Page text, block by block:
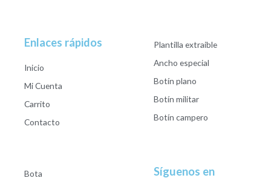
Enlaces rápidos
Inicio
Mi Cuenta
Carrito
Contacto
Plantilla extraible
Ancho especial
Botín plano
Botín militar
Botín campero
Bota
Síguenos en